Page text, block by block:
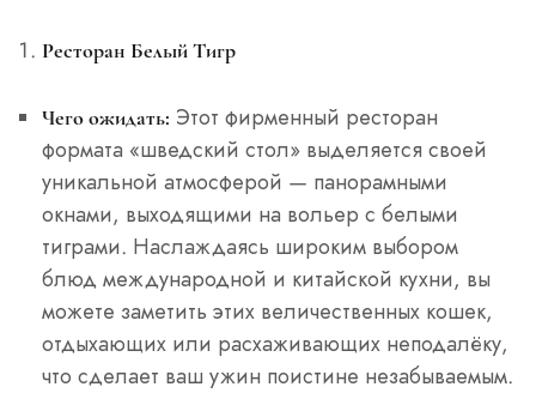
Ресторан Белый Тигр
Чего ожидать: Этот фирменный ресторан
формата «шведский стол» выделяется своей
уникальной атмосферой — панорамными
окнами, выходящими на вольер с белыми
тиграми. Наслаждаясь широким выбором
блюд международной и китайской кухни, вы
можете заметить этих величественных кошек,
отдыхающих или расхаживающих неподалёку,
что сделает ваш ужин поистине незабываемым.